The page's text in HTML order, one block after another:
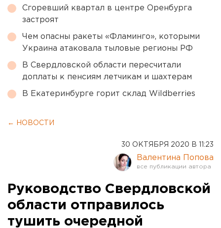
Сгоревший квартал в центре Оренбурга
застроят
Чем опасны ракеты «Фламинго», которыми
Украина атаковала тыловые регионы РФ
В Свердловской области пересчитали
доплаты к пенсиям летчикам и шахтерам
В Екатеринбурге горит склад Wildberries
← НОВОСТИ
30 ОКТЯБРЯ 2020 В 11:23
Валентина Попова
Руководство Свердловской
области отправилось
тушить очередной